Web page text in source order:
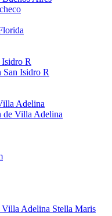
Isidro R
San Isidro R
Adelina
de Villa Adelina
Adelina Stella Maris